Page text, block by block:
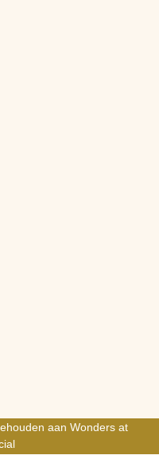
aan Wonders at